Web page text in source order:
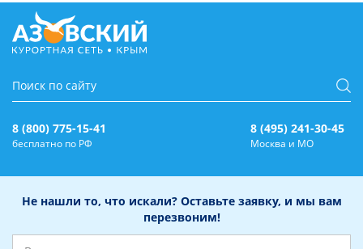
8 (800) 775-15-41
бесплатно по РФ
8 (495) 241-30-45
Москва и МО
Не нашли то, что искали? Оставьте заявку, и мы вам
перезвоним!